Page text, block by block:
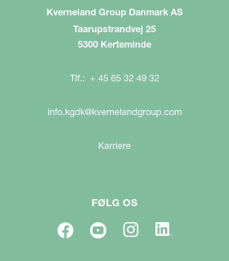
Kverneland Group Danmark AS
Taarupstrandvej 25
5300 Kerteminde
Tlf.: + 45 65 32 49 32
info.kgdk@kvernelandgroup.com
Karriere
FØLG OS